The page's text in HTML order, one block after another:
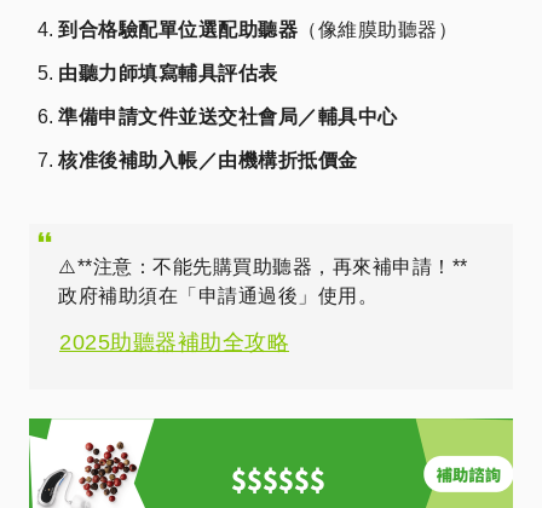
到合格驗配單位選配助聽器 （像維膜助聽器）
由聽力師填寫輔具評估表
準備申請文件並送交社會局／輔具中心
核准後補助入帳／由機構折抵價金
⚠️**注意：不能先購買助聽器，再來補申請！**
政府補助須在「申請通過後」使用。
2025助聽器補助全攻略